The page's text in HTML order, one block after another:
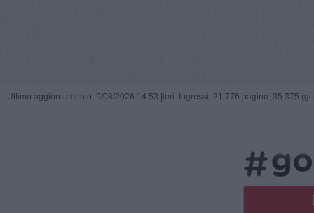
Ultimo aggiornamento: 9/08/2026 14:53 | ieri: Ingressi: 21.776 pagine: 35.375